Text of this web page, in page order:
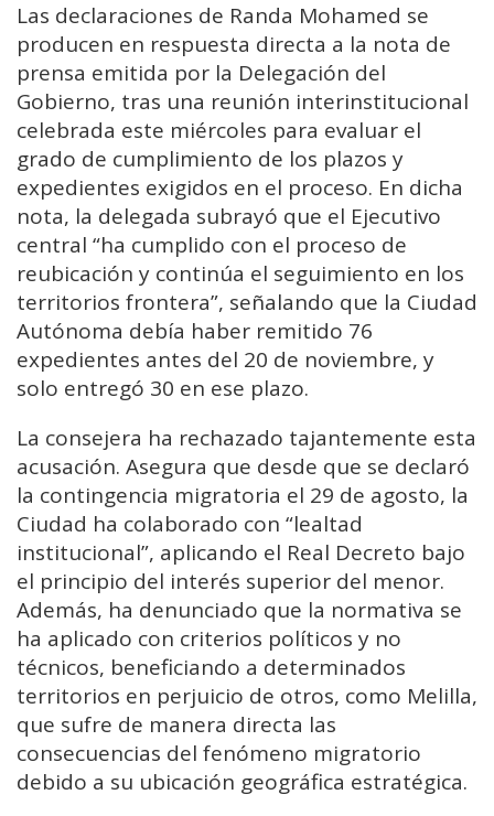
Las declaraciones de Randa Mohamed se
producen en respuesta directa a la nota de
prensa emitida por la Delegación del
Gobierno, tras una reunión interinstitucional
celebrada este miércoles para evaluar el
grado de cumplimiento de los plazos y
expedientes exigidos en el proceso. En dicha
nota, la delegada subrayó que el Ejecutivo
central “ha cumplido con el proceso de
reubicación y continúa el seguimiento en los
territorios frontera”, señalando que la Ciudad
Autónoma debía haber remitido 76
expedientes antes del 20 de noviembre, y
solo entregó 30 en ese plazo.
La consejera ha rechazado tajantemente esta
acusación. Asegura que desde que se declaró
la contingencia migratoria el 29 de agosto, la
Ciudad ha colaborado con “lealtad
institucional”, aplicando el Real Decreto bajo
el principio del interés superior del menor.
Además, ha denunciado que la normativa se
ha aplicado con criterios políticos y no
técnicos, beneficiando a determinados
territorios en perjuicio de otros, como Melilla,
que sufre de manera directa las
consecuencias del fenómeno migratorio
debido a su ubicación geográfica estratégica.